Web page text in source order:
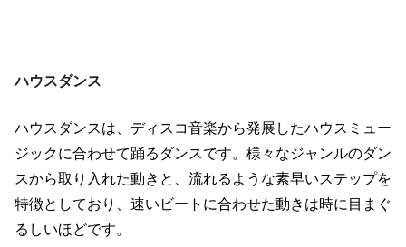
ハウスダンス
ハウスダンスは、ディスコ音楽から発展したハウスミュー
ジックに合わせて踊るダンスです。様々なジャンルのダン
スから取り入れた動きと、流れるような素早いステップを
特徴としており、速いビートに合わせた動きは時に目まぐ
るしいほどです。